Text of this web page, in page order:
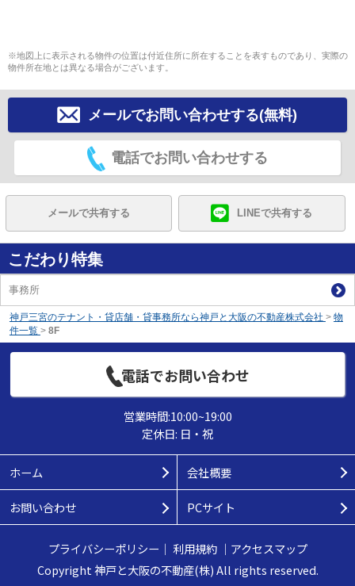
※地図上に表示される物件の位置は付近住所に所在することを表すものであり、実際の
物件所在地とは異なる場合がございます。
メールでお問い合わせする(無料)
電話でお問い合わせする
メールで共有する LINEで共有する
こだわり特集
事務所
神戸三宮のテナント・貸店舗・貸事務所なら神戸と大阪の不動産株式会社 > 物
件一覧 > 8F
電話でお問い合わせ
営業時間:10:00~19:00
定休日: 日・祝
ホーム 会社概要
お問い合わせ PCサイト
プライバシーポリシー ｜ 利用規約｜ アクセスマップ
Copyright 神戸と大阪の不動産(株) All rights reserved.